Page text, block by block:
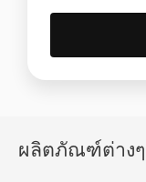
ผลิตภัณฑ์ต่างๆ